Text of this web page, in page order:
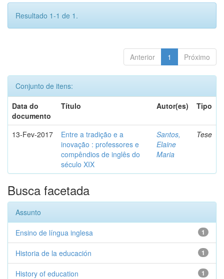
Resultado 1-1 de 1.
Anterior 1 Próximo
Conjunto de itens:
Data do
documento
Título Autor(es) Tipo
13-Fev-2017
Entre a tradição e a
inovação : professores e
compêndios de inglês do
século XIX
Santos,
Elaine
Maria
Tese
Busca facetada
Assunto
1
Ensino de língua inglesa
1
Historia de la educación
1
History of education